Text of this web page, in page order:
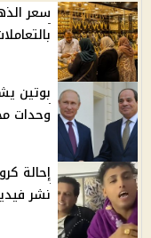
بالتعاملات
بوتين
وحدات
إحالة
نشر